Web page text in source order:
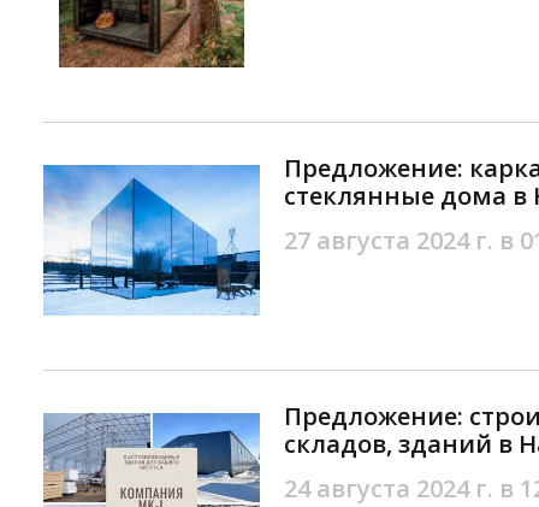
Предложение:
стеклянные дома
27 августа 2024 г. в
Предложение:
складов, зданий в
24 августа 2024 г. в